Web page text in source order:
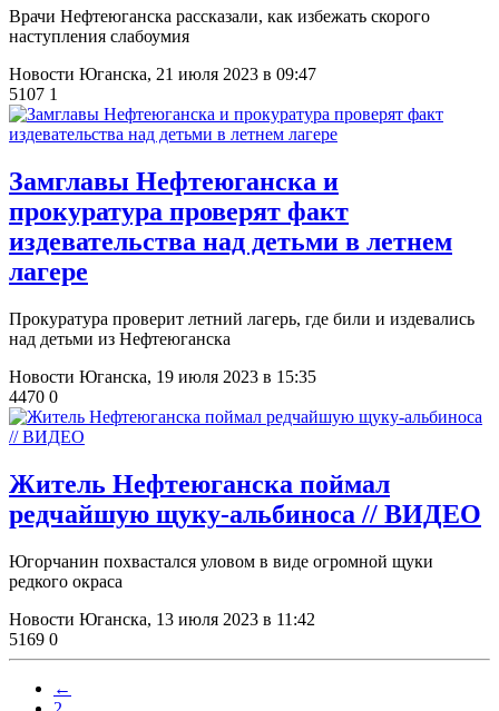
Врачи Нефтеюганска рассказали, как избежать скорого
наступления слабоумия
Новости Юганска, 21 июля 2023 в 09:47
5107 1
Замглавы Нефтеюганска и
прокуратура проверят факт
издевательства над детьми в летнем
лагере
Прокуратура проверит летний лагерь, где били и издевались
над детьми из Нефтеюганска
Новости Юганска, 19 июля 2023 в 15:35
4470 0
Житель Нефтеюганска поймал
редчайшую щуку-альбиноса // ВИДЕО
Югорчанин похвастался уловом в виде огромной щуки
редкого окраса
Новости Юганска, 13 июля 2023 в 11:42
5169 0
←